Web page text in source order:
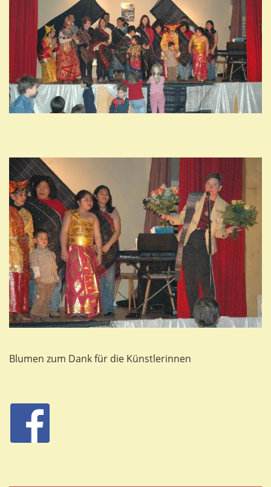
Blumen zum Dank für die Künstlerinnen